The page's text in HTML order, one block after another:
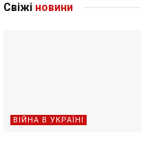
Свіжі новини
ВІЙНА В УКРАЇНІ